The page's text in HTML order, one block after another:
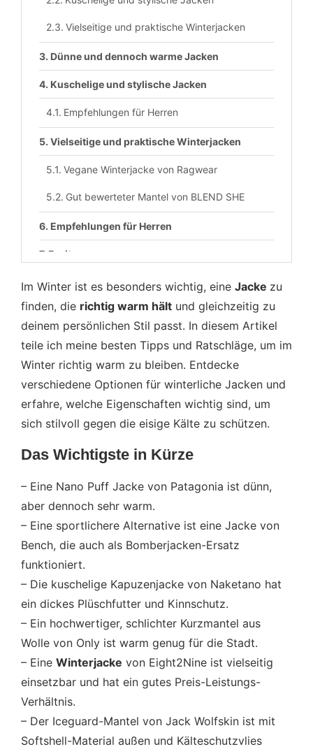
Vielseitige und praktische Winterjacken
Dünne und dennoch warme Jacken
Kuschelige und stylische Jacken
Empfehlungen für Herren
Vielseitige und praktische Winterjacken
Vegane Winterjacke von Ragwear
Gut bewerteter Mantel von BLEND SHE
Empfehlungen für Herren
Fazit
Im Winter ist es besonders wichtig, eine Jacke zu
finden, die richtig warm hält und gleichzeitig zu
deinem persönlichen Stil passt. In diesem Artikel
teile ich meine besten Tipps und Ratschläge, um im
Winter richtig warm zu bleiben. Entdecke
verschiedene Optionen für winterliche Jacken und
erfahre, welche Eigenschaften wichtig sind, um
sich stilvoll gegen die eisige Kälte zu schützen.
Das Wichtigste in Kürze
– Eine Nano Puff Jacke von Patagonia ist dünn,
aber dennoch sehr warm.
– Eine sportlichere Alternative ist eine Jacke von
Bench, die auch als Bomberjacken-Ersatz
funktioniert.
– Die kuschelige Kapuzenjacke von Naketano hat
ein dickes Plüschfutter und Kinnschutz.
– Ein hochwertiger, schlichter Kurzmantel aus
Wolle von Only ist warm genug für die Stadt.
– Eine Winterjacke von Eight2Nine ist vielseitig
einsetzbar und hat ein gutes Preis-Leistungs-
Verhältnis.
– Der Iceguard-Mantel von Jack Wolfskin ist mit
Softshell-Material außen und Kälteschutzvlies